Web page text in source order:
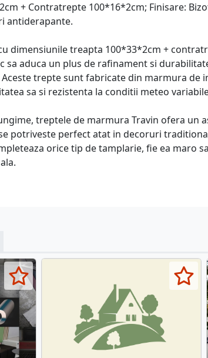
+ Contratrepte 100*16*2cm; Finisare:
antiderapante.
dimensiunile treapta 100*33*2cm +
sa aduca un plus de rafinament si
trepte sunt fabricate din marmura de
sa si rezistenta la conditii meteo
treptele de marmura Travin ofera un
potriveste perfect atat in decoruri
orice tip de tamplarie, fie ea maro